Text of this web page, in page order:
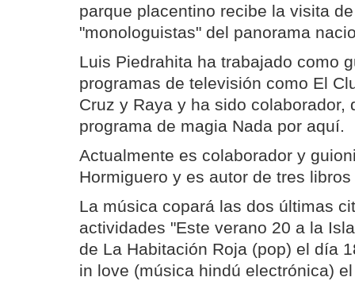
parque placentino recibe la visita
"monologuistas" del panorama
Luis Piedrahita ha trabajado como
programas de televisión como El
Cruz y Raya y ha sido colaborador,
programa de magia Nada por aquí.
Actualmente es colaborador y
Hormiguero y es autor de tres
La música copará las dos últimas
actividades "Este verano 20 a la
de La Habitación Roja (pop) el día
in love (música hindú electrónica)